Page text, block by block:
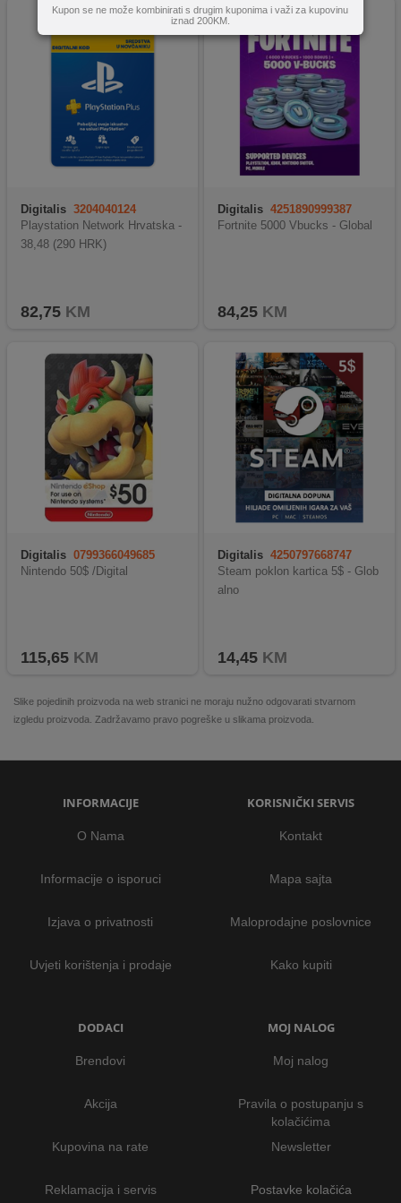
Kupon se ne može kombinirati s drugim kuponima i važi za kupovinu
iznad 200KM.
Digitalis 3204040124
Playstation Network Hrvatska -
38,48 (290 HRK)
82,75KM
Digitalis 4251890999387
Fortnite 5000 Vbucks - Global
84,25KM
Digitalis 0799366049685
Nintendo 50$ /Digital
115,65KM
Digitalis 4250797668747
Steam poklon kartica 5$ - Glob
alno
14,45KM
Slike pojedinih proizvoda na web stranici ne moraju nužno odgovarati stvarnom
izgledu proizvoda. Zadržavamo pravo pogreške u slikama proizvoda.
INFORMACIJE
O Nama
Informacije o isporuci
Izjava o privatnosti
Uvjeti korištenja i prodaje
KORISNIČKI SERVIS
Kontakt
Mapa sajta
Maloprodajne poslovnice
Kako kupiti
DODACI
Brendovi
Akcija
Kupovina na rate
Reklamacija i servis
MOJ NALOG
Moj nalog
Pravila o postupanju s
kolačićima
Newsletter
Postavke kolačića